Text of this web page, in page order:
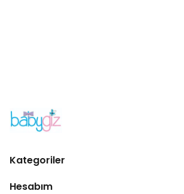
Kategoriler
Hesabım